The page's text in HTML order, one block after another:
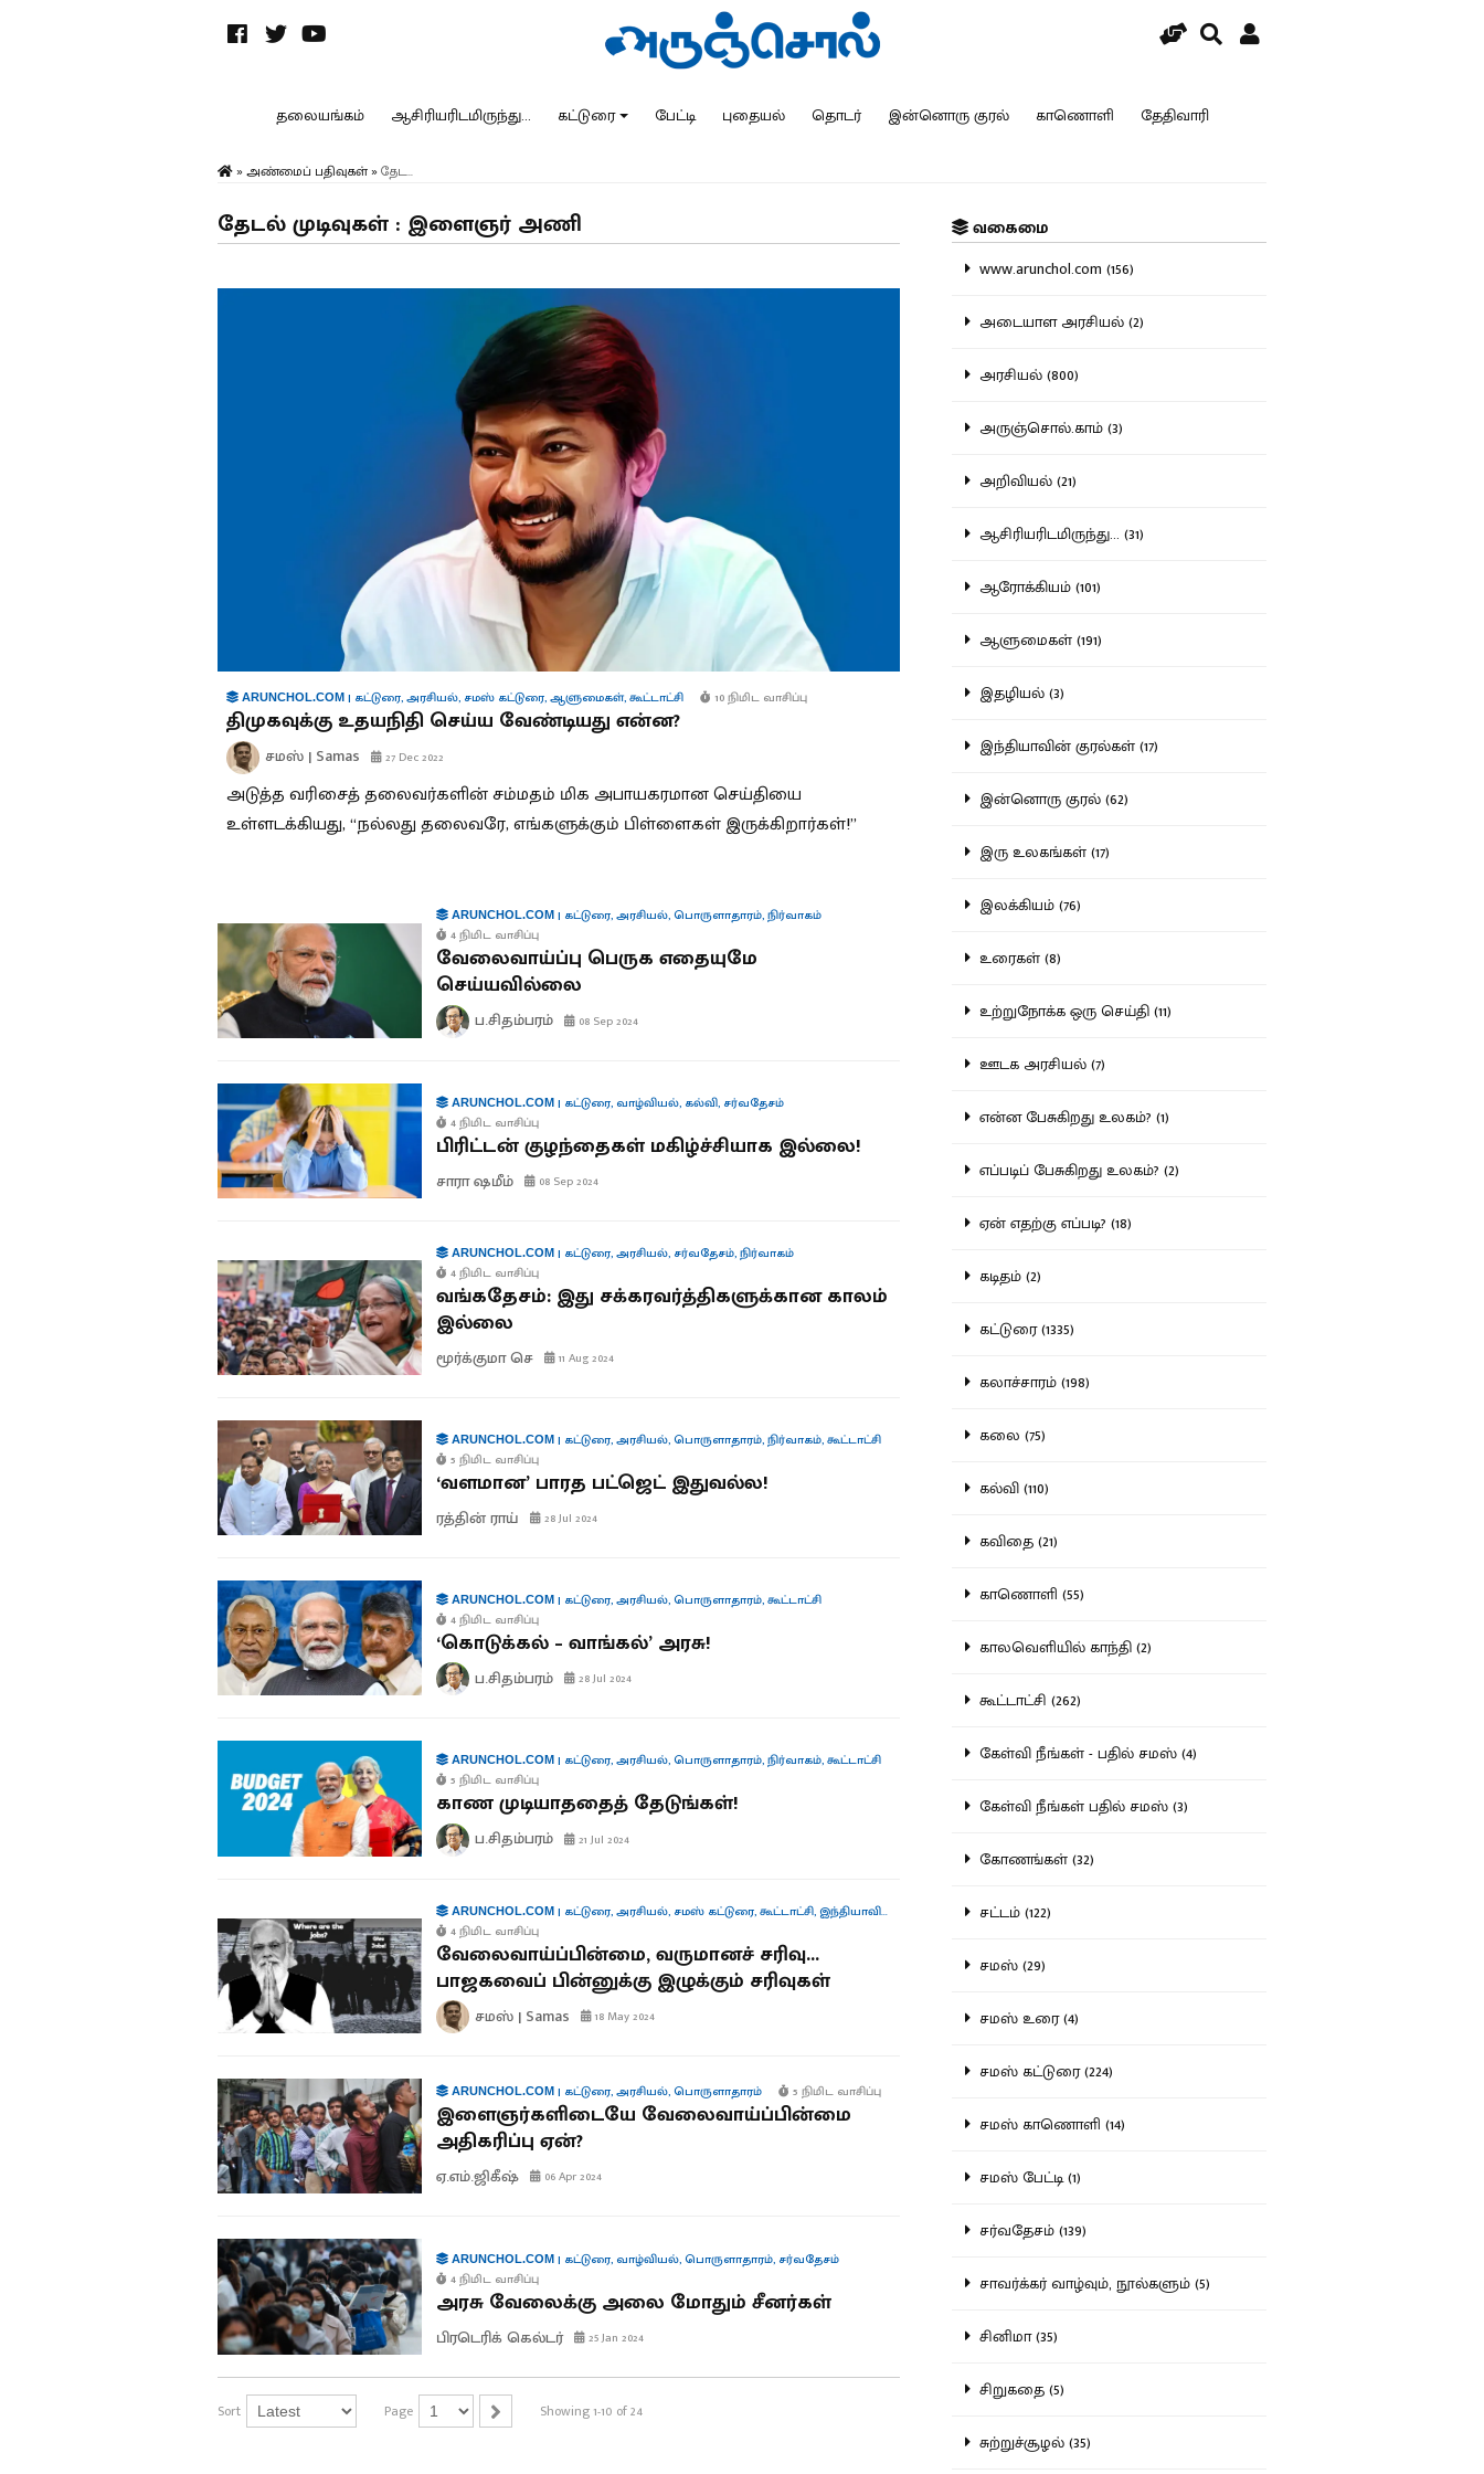
தலையங்கம் ஆசிரியரிடமிருந்து... கட்டுரை பேட்டி புதையல் தொடர் இன்னொரு குரல் காணொளி தேதிவாரி
» அண்மைப் பதிவுகள்» தேட...
தேடல் முடிவுகள் : இளைஞர் அணி
ARUNCHOL.COM | கட்டுரை,அரசியல், சமஸ் கட்டுரை,ஆளுமைகள்,கூட்டாட்சி 10 நிமிட வாசிப்பு
திமுகவுக்கு உதயநிதி செய்ய வேண்டியது என்ன?
சமஸ் | Samas 27 Dec 2022
அடுத்த வரிசைத் தலைவர்களின் சம்மதம் மிக அபாயகரமான செய்தியை
உள்ளடக்கியது, “நல்லது தலைவரே, எங்களுக்கும் பிள்ளைகள் இருக்கிறார்கள்!”
ARUNCHOL.COM| கட்டுரை,அரசியல்,பொருளாதாரம்,நிர்வாகம்
4 நிமிட வாசிப்பு
வேலைவாய்ப்பு பெருக எதையுமே
செய்யவில்லை
ப.சிதம்பரம் 08 Sep 2024
ARUNCHOL.COM| கட்டுரை, வாழ்வியல், கல்வி, சர்வதேசம்
4 நிமிட வாசிப்பு
பிரிட்டன் குழந்தைகள் மகிழ்ச்சியாக இல்லை!
சாரா ஷமீம் 08 Sep 2024
ARUNCHOL.COM| கட்டுரை,அரசியல், சர்வதேசம்,நிர்வாகம்
4 நிமிட வாசிப்பு
வங்கதேசம்: இது சக்கரவர்த்திகளுக்கான காலம்
இல்லை
மூர்க்குமா செ 11 Aug 2024
ARUNCHOL.COM| கட்டுரை,அரசியல்,பொருளாதாரம்,நிர்வாகம்,கூட்டாட்சி
5 நிமிட வாசிப்பு
‘வளமான’ பாரத பட்ஜெட் இதுவல்ல!
ரத்தின் ராய் 28 Jul 2024
ARUNCHOL.COM| கட்டுரை,அரசியல்,பொருளாதாரம்,கூட்டாட்சி
4 நிமிட வாசிப்பு
‘கொடுக்கல் – வாங்கல்’ அரசு!
ப.சிதம்பரம் 28 Jul 2024
ARUNCHOL.COM| கட்டுரை,அரசியல்,பொருளாதாரம்,நிர்வாகம்,கூட்டாட்சி
5 நிமிட வாசிப்பு
காண முடியாததைத் தேடுங்கள்!
ப.சிதம்பரம் 21 Jul 2024
ARUNCHOL.COM| கட்டுரை,அரசியல், சமஸ் கட்டுரை,கூட்டாட்சி, இந்தியாவின் குரல்கள்
4 நிமிட வாசிப்பு
வேலைவாய்ப்பின்மை, வருமானச் சரிவு…
பாஜகவைப் பின்னுக்கு இழுக்கும் சரிவுகள்
சமஸ் | Samas 18 May 2024
ARUNCHOL.COM| கட்டுரை,அரசியல்,பொருளாதாரம் 5 நிமிட வாசிப்பு
இளைஞர்களிடையே வேலைவாய்ப்பின்மை
அதிகரிப்பு ஏன்?
ஏ.எம்.ஜிகீஷ் 06 Apr 2024
ARUNCHOL.COM| கட்டுரை, வாழ்வியல்,பொருளாதாரம், சர்வதேசம்
4 நிமிட வாசிப்பு
அரசு வேலைக்கு அலை மோதும் சீனர்கள்
பிரடெரிக் கெல்டர் 25 Jan 2024
Sort Page Showing 1-10 of 24
வகைமை
www.arunchol.com (156)
அடையாள அரசியல் (2)
அரசியல் (800)
அருஞ்சொல்.காம் (3)
அறிவியல் (21)
ஆசிரியரிடமிருந்து... (31)
ஆரோக்கியம் (101)
ஆளுமைகள் (191)
இதழியல் (3)
இந்தியாவின் குரல்கள் (17)
இன்னொரு குரல் (62)
இரு உலகங்கள் (17)
இலக்கியம் (76)
உரைகள் (8)
உற்றுநோக்க ஒரு செய்தி (11)
ஊடக அரசியல் (7)
என்ன பேசுகிறது உலகம்? (1)
எப்படிப் பேசுகிறது உலகம்? (2)
ஏன் எதற்கு எப்படி? (18)
கடிதம் (2)
கட்டுரை (1335)
கலாச்சாரம் (198)
கலை (75)
கல்வி (110)
கவிதை (21)
காணொளி (55)
காலவெளியில் காந்தி (2)
கூட்டாட்சி (262)
கேள்வி நீங்கள் - பதில் சமஸ் (4)
கேள்வி நீங்கள் பதில் சமஸ் (3)
கோணங்கள் (32)
சட்டம் (122)
சமஸ் (29)
சமஸ் உரை (4)
சமஸ் கட்டுரை (224)
சமஸ் காணொளி (14)
சமஸ் பேட்டி (1)
சர்வதேசம் (139)
சாவர்க்கர் வாழ்வும், நூல்களும் (5)
சினிமா (35)
சிறுகதை (5)
சுற்றுச்சூழல் (35)